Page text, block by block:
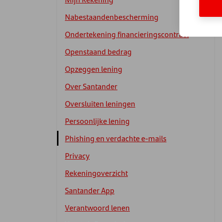
Nabestaandenbescherming
Ondertekening financieringscontract
Openstaand bedrag
Opzeggen lening
Over Santander
Oversluiten leningen
Persoonlijke lening
Phishing en verdachte e-mails
Privacy
Rekeningoverzicht
Santander App
Verantwoord lenen